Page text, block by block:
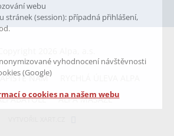
2026 Alpa, a.s.
NÁM
ALPA MASÁŽE
webu
stránek (session): případná přihlášení,
vyhodnocení návštěvnosti
(Google)
o cookies na našem webu